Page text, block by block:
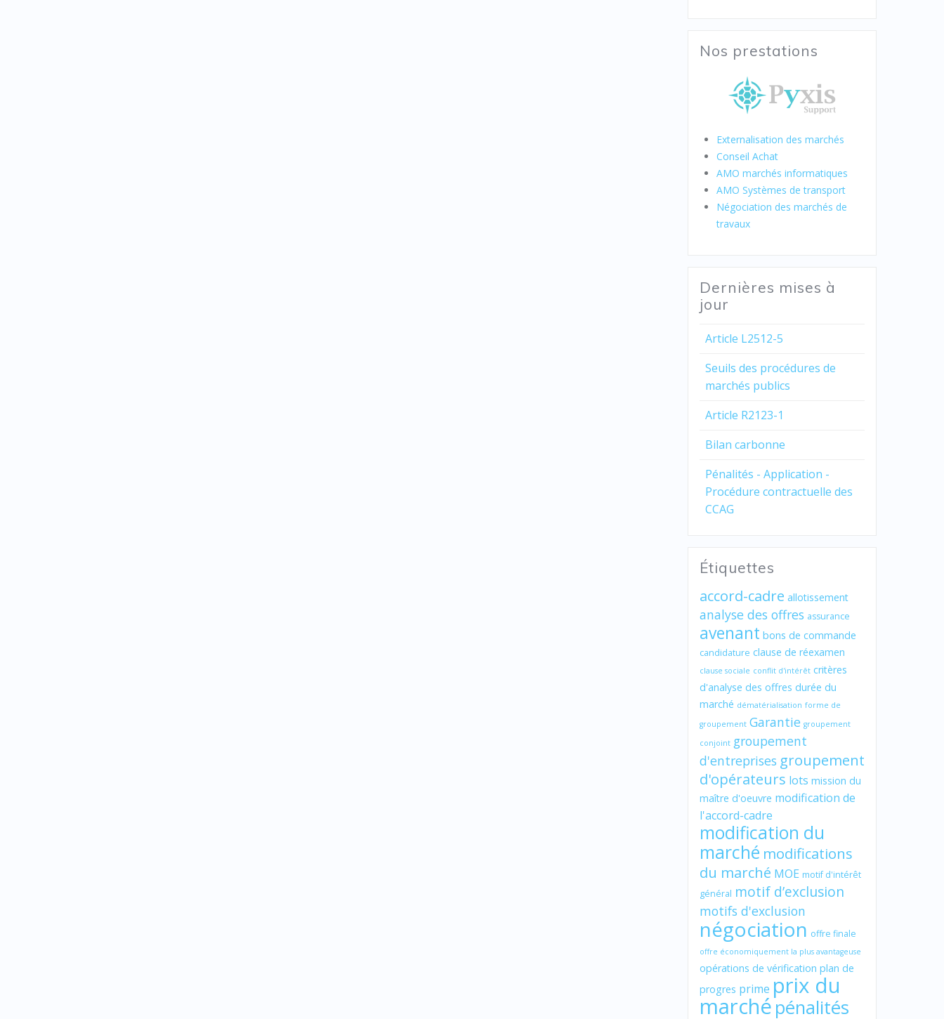
Nos prestations
Externalisation des marchés
Conseil Achat
AMO marchés informatiques
AMO Systèmes de transport
Négociation des marchés de
travaux
Dernières mises à
jour
Article L2512-5
Seuils des procédures de
marchés publics
Article R2123-1
Bilan carbonne
Pénalités - Application -
Procédure contractuelle des
CCAG
Étiquettes
accord-cadre allotissement
analyse des offres assurance
avenant bons de commande
candidature clause de réexamen
clause sociale conflit d'intérêt critères
d'analyse des offres durée du
marché dématérialisation forme de
groupement Garantie groupement
conjoint groupement
d'entreprises groupement
d'opérateurs lots mission du
maître d'oeuvre modification de
l'accord-cadre
modification du
marché modifications
du marché MOE motif d'intérêt
général motif d’exclusion
motifs d'exclusion
négociation offre finale
offre économiquement la plus avantageuse
opérations de vérification plan de
progres prime prix du
marché pénalités